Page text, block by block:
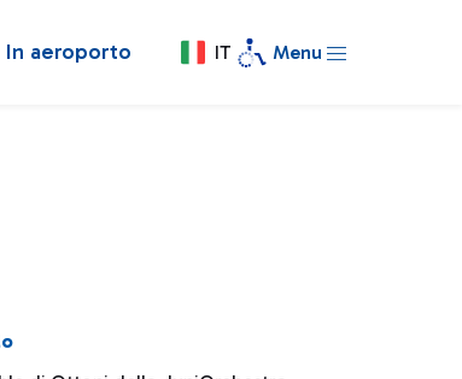
In aeroporto IT Menu